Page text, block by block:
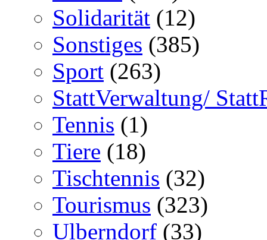
Solidarität (12)
Sonstiges (385)
Sport (263)
StattVerwaltung/
Tennis (1)
Tiere (18)
Tischtennis (32)
Tourismus (323)
Ulberndorf (33)